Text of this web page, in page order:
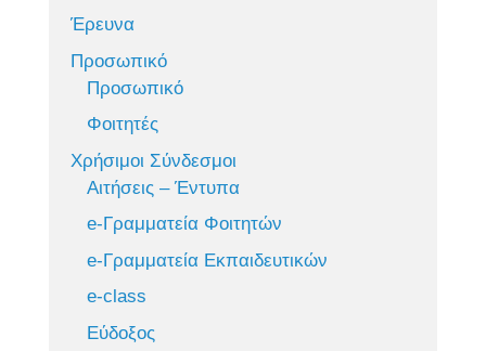
Έρευνα
Προσωπικό
Προσωπικό
Φοιτητές
Χρήσιμοι Σύνδεσμοι
Αιτήσεις – Έντυπα
e-Γραμματεία Φοιτητών
e-Γραμματεία Εκπαιδευτικών
e-class
Εύδοξος